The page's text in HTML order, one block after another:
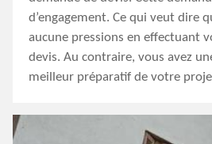
d’engagement. Ce qui veut dire
aucune pressions en effectuant
devis. Au contraire, vous avez
meilleur préparatif de votre